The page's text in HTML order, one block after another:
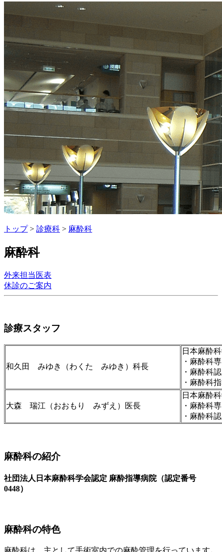
トップ> 診療科 > 麻酔科
麻酔科
外来担当医表
休診のご案内
診療スタッフ
和久田 みゆき（わくた みゆき）科長
日本麻酔
・麻酔科
・麻酔科
・麻酔科
大森 瑞江（おおもり みずえ）医長
日本麻酔
・麻酔科
・麻酔科
麻酔科の紹介
社団法人日本麻酔科学会認定 麻酔指導病院（認定番号
0448）
麻酔科の特色
麻酔科は、主として手術室内での麻酔管理を行っています。